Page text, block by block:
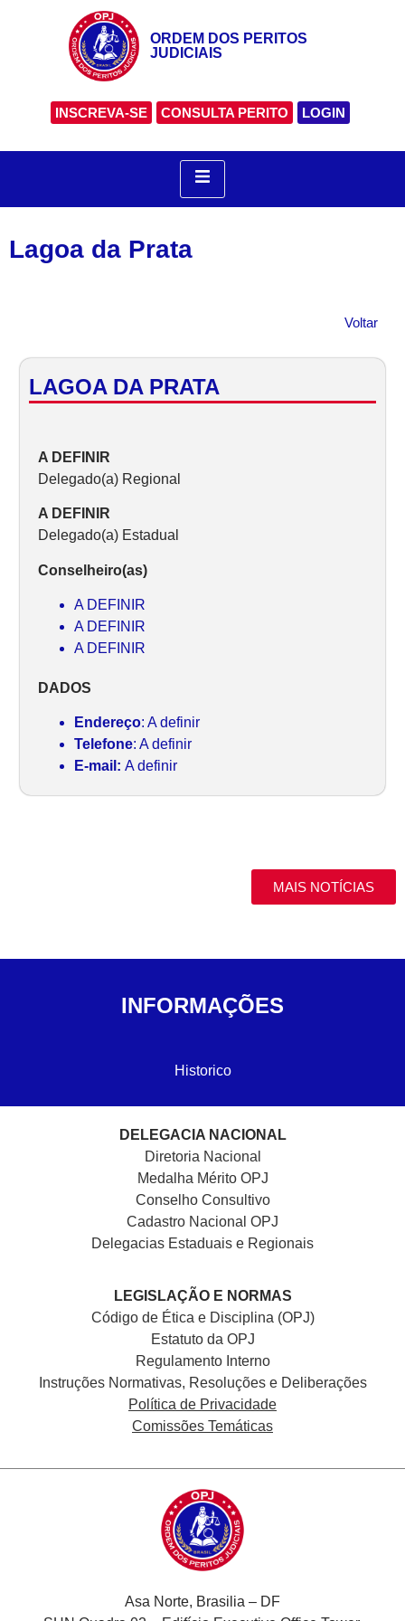
ORDEM DOS PERITOS
JUDICIAIS
INSCREVA-SE CONSULTA PERITO LOGIN
Lagoa da Prata
Voltar
LAGOA DA PRATA
A DEFINIR
Delegado(a) Regional
A DEFINIR
Delegado(a) Estadual
Conselheiro(as)
A DEFINIR
A DEFINIR
A DEFINIR
DADOS
Endereço: A definir
Telefone: A definir
E-mail: A definir
MAIS NOTÍCIAS
INFORMAÇÕES
Historico
DELEGACIA NACIONAL
Diretoria Nacional
Medalha Mérito OPJ
Conselho Consultivo
Cadastro Nacional OPJ
Delegacias Estaduais e Regionais
LEGISLAÇÃO E NORMAS
Código de Ética e Disciplina (OPJ)
Estatuto da OPJ
Regulamento Interno
Instruções Normativas, Resoluções e Deliberações
Política de Privacidade
Comissões Temáticas
Asa Norte, Brasilia – DF